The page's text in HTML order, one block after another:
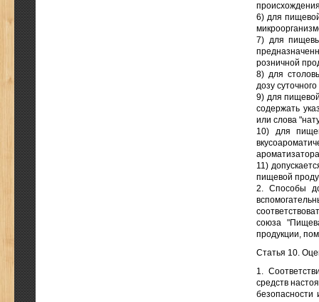
6) для
7) для
розничной
8) для
дозу
9) для
содержать
или слова
10) для
11)
пищевой
2. Способы
союза
продукции,
Статья 10.
1.
средств
безопасности